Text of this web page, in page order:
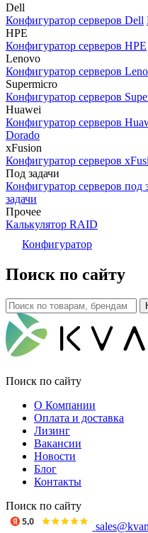
Dell
Конфигуратор серверов Dell
HPE
Конфигуратор серверов HPE
Lenovo
Конфигуратор серверов
Supermicro
Конфигуратор серверов
Huawei
Конфигуратор серверов
Dorado
xFusion
Конфигуратор серверов
Под задачи
Конфигуратор серверов под
задачи
Прочее
Калькулятор RAID
Конфигуратор
Поиск по сайту
Поиск по сайту
О Компании
Оплата и доставка
Лизинг
Вакансии
Новости
Блог
Контакты
Поиск по сайту